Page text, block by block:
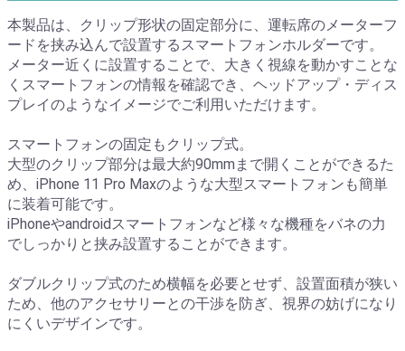
本製品は、クリップ形状の固定部分に、運転席のメーターフ
ードを挟み込んで設置するスマートフォンホルダーです。
メーター近くに設置することで、大きく視線を動かすことな
くスマートフォンの情報を確認でき、ヘッドアップ・ディス
プレイのようなイメージでご利用いただけます。
スマートフォンの固定もクリップ式。
大型のクリップ部分は最大約90mmまで開くことができるた
め、iPhone 11 Pro Maxのような大型スマートフォンも簡単
に装着可能です。
iPhoneやandroidスマートフォンなど様々な機種をバネの力
でしっかりと挟み設置することができます。
ダブルクリップ式のため横幅を必要とせず、設置面積が狭い
ため、他のアクセサリーとの干渉を防ぎ、視界の妨げになり
にくいデザインです。